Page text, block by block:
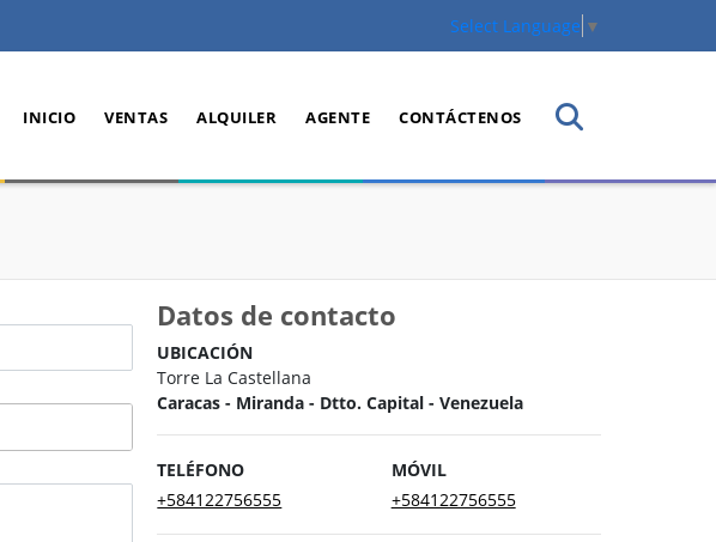
Select Language ▼
INICIO VENTAS ALQUILER AGENTE CONTÁCTENOS
Datos de contacto
UBICACIÓN
Torre La Castellana
Caracas - Miranda - Dtto. Capital - Venezuela
TELÉFONO
+584122756555
MÓVIL
+584122756555